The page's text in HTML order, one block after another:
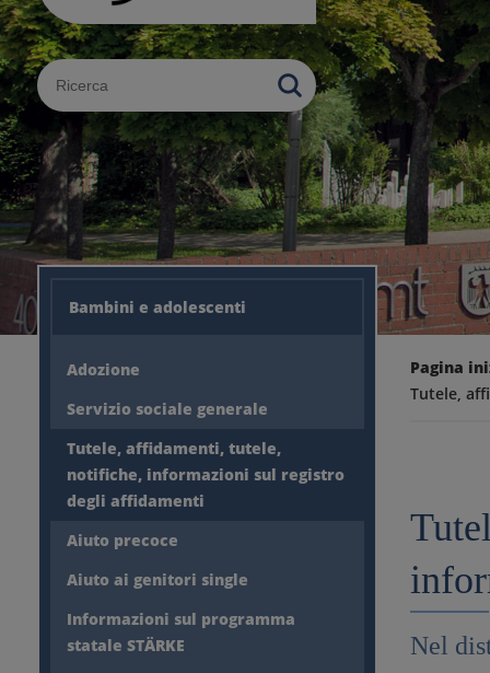
Sucheingabe
Bambini e adolescenti
Adozione
Servizio sociale generale
Tutele, affidamenti, tutele,
notifiche, informazioni sul registro
degli affidamenti
Aiuto precoce
Aiuto ai genitori single
Informazioni sul programma
statale STÄRKE
Pagina
Tutele,
Nel